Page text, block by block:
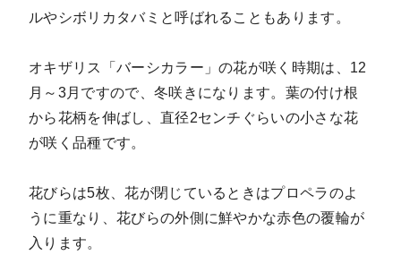
ルやシボリカタバミと呼ばれることもあります。
オキザリス「バーシカラー」の花が咲く時期は、12
月～3月ですので、冬咲きになります。葉の付け根
から花柄を伸ばし、直径2センチぐらいの小さな花
が咲く品種です。
花びらは5枚、花が閉じているときはプロペラのよ
うに重なり、花びらの外側に鮮やかな赤色の覆輪が
入ります。